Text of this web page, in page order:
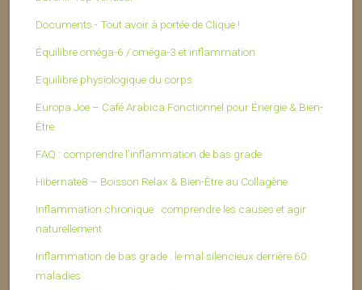
Documents - Tout avoir à portée de Clique !
Équilibre oméga-6 / oméga-3 et inflammation
Equilibre physiologique du corps
Europa Joe – Café Arabica Fonctionnel pour Énergie & Bien-
Être
FAQ : comprendre l’inflammation de bas grade
Hibernate8 – Boisson Relax & Bien-Être au Collagène
Inflammation chronique : comprendre les causes et agir
naturellement
Inflammation de bas grade : le mal silencieux derrière 60
maladies